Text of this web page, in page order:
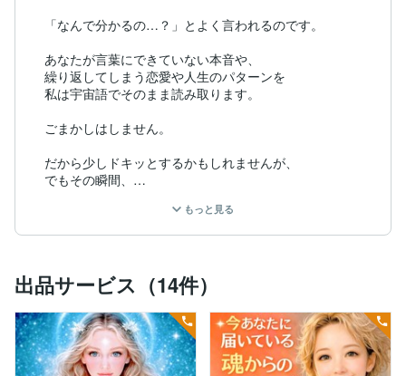
「なんで分かるの…？」とよく言われるのです。
あなたが言葉にできていない本音や、
繰り返してしまう恋愛や人生のパターンを
私は宇宙語でそのまま読み取ります。
ごまかしはしません。
だから少しドキッとするかもしれませんが、
でもその瞬間、
私は生まれつき“宇宙語”を話すチャネラーです。
あなたを導くガイドと直接つながるもの。
【宇宙語 → 日本語】へ同時に変換し、
今のあなたに必要なメッセージを
現実でどう動けばいいかまで落とし込みます。
もっと見る
出品サービス（14件）